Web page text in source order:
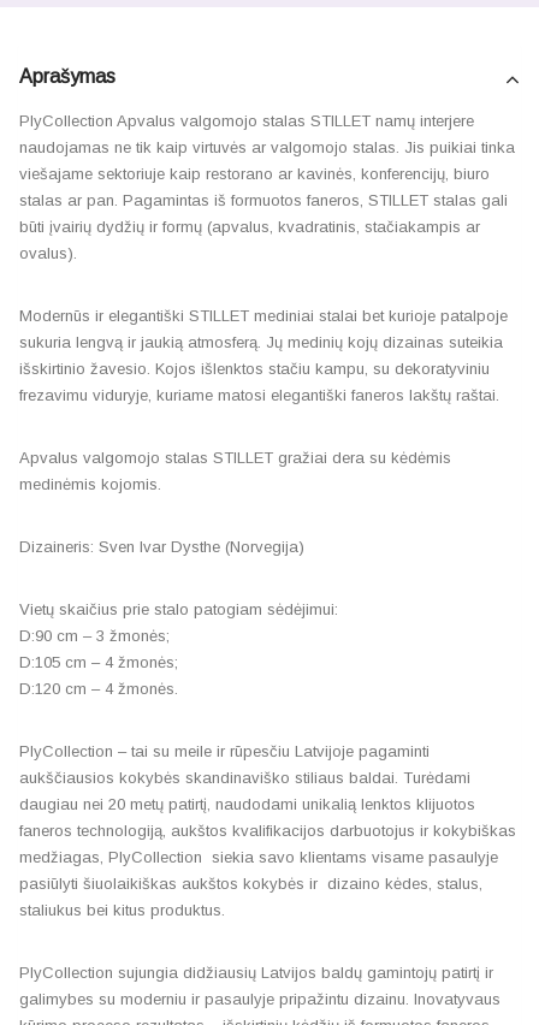
Aprašymas
PlyCollection Apvalus valgomojo stalas STILLET namų interjere
naudojamas ne tik kaip virtuvės ar valgomojo stalas. Jis puikiai tinka
viešajame sektoriuje kaip restorano ar kavinės, konferencijų, biuro
stalas ar pan. Pagamintas iš formuotos faneros, STILLET stalas gali
būti įvairių dydžių ir formų (apvalus, kvadratinis, stačiakampis ar
ovalus).
Modernūs ir elegantiški STILLET mediniai stalai bet kurioje patalpoje
sukuria lengvą ir jaukią atmosferą. Jų medinių kojų dizainas suteikia
išskirtinio žavesio. Kojos išlenktos stačiu kampu, su dekoratyviniu
frezavimu viduryje, kuriame matosi elegantiški faneros lakštų raštai.
Apvalus valgomojo stalas STILLET gražiai dera su kėdėmis
medinėmis kojomis.
Dizaineris: Sven Ivar Dysthe (Norvegija)
Vietų skaičius prie stalo patogiam sėdėjimui:
D:90 cm – 3 žmonės;
D:105 cm – 4 žmonės;
D:120 cm – 4 žmonės.
PlyCollection – tai su meile ir rūpesčiu Latvijoje pagaminti
aukščiausios kokybės skandinaviško stiliaus baldai. Turėdami
daugiau nei 20 metų patirtį, naudodami unikalią lenktos klijuotos
faneros technologiją, aukštos kvalifikacijos darbuotojus ir kokybiškas
medžiagas, PlyCollection siekia savo klientams visame pasaulyje
pasiūlyti šiuolaikiškas aukštos kokybės ir dizaino kėdes, stalus,
staliukus bei kitus produktus.
PlyCollection sujungia didžiausių Latvijos baldų gamintojų patirtį ir
galimybes su moderniu ir pasaulyje pripažintu dizainu. Inovatyvaus